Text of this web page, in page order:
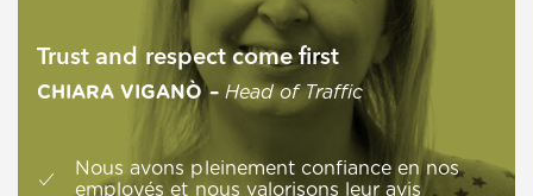
Trust and respect come first
CHIARA VIGANÒ – Head of Traffic
Nous avons pleinement confiance en nos
employés et nous valorisons leur avis